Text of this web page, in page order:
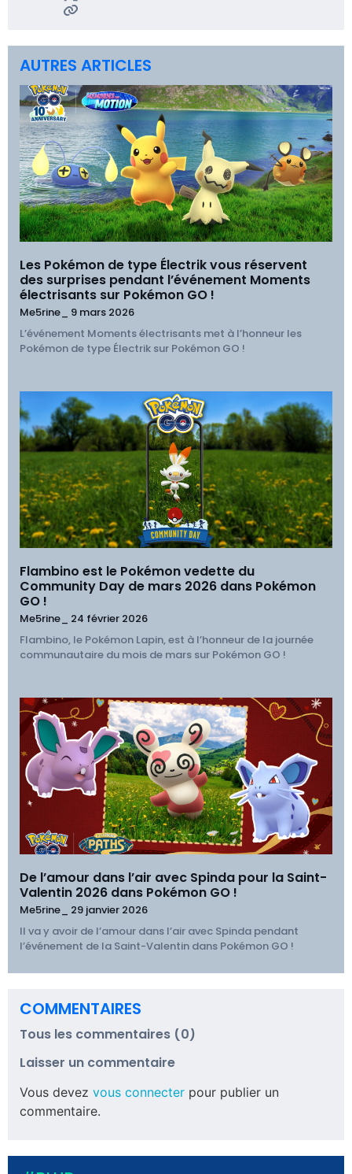
AUTRES ARTICLES
Les Pokémon de type Électrik vous réservent
des surprises pendant l’événement Moments
électrisants sur Pokémon GO !
Me5rine_ 9 mars 2026
L’événement Moments électrisants met à l’honneur les
Pokémon de type Électrik sur Pokémon GO !
Flambino est le Pokémon vedette du
Community Day de mars 2026 dans Pokémon
GO !
Me5rine_ 24 février 2026
Flambino, le Pokémon Lapin, est à l’honneur de la journée
communautaire du mois de mars sur Pokémon GO !
De l’amour dans l’air avec Spinda pour la Saint-
Valentin 2026 dans Pokémon GO !
Me5rine_ 29 janvier 2026
Il va y avoir de l’amour dans l’air avec Spinda pendant
l’événement de la Saint-Valentin dans Pokémon GO !
COMMENTAIRES
Tous les commentaires (0)
Laisser un commentaire
Vous devez vous connecter pour publier un
commentaire.